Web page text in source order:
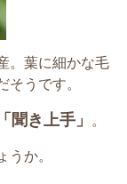
。葉に細かな毛
そうです。
「聞き上手」 。
うか。